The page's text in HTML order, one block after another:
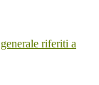
riferiti a